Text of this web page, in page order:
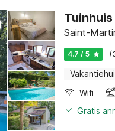
Saint-
4.7 / 5
Wifi
Gratis